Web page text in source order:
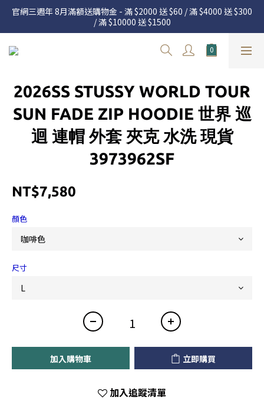
官網三週年 8月滿額送購物金 - 滿 $2000 送 $60 / 滿 $4000 送 $300
/ 滿 $10000 送 $1500
官網三週年 8月滿額送購物金 - 滿 $2000 送 $60 / 滿 $4000 送 $300
/ 滿 $10000 送 $1500
7.22 – 8.13 日本連線中，絕對讓你買到爆
度請詳閱公告
官網三週年 8月滿額送購物金 - 滿 $2000 送 $60 / 滿 $4000 送 $300
/ 滿 $10000 送 $1500
2026SS STUSSY WORLD TOUR
SUN FADE ZIP HOODIE 世界 巡
迴 連帽 外套 夾克 水洗 現貨
3973962SF
NT$7,580
顏色
尺寸
加入購物車 立即購買
加入追蹤清單